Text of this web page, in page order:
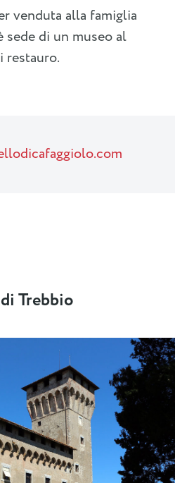
venduta alla famiglia
sede di un museo al
restauro.
Trebbio